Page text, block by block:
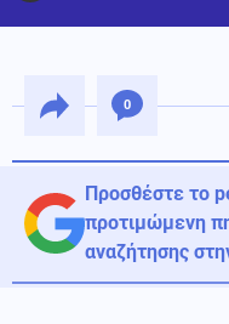
0
Προσθέστε το
προτιμώμενη
αναζήτησης